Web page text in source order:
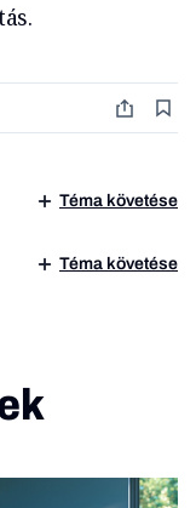
Téma követése
Téma követése